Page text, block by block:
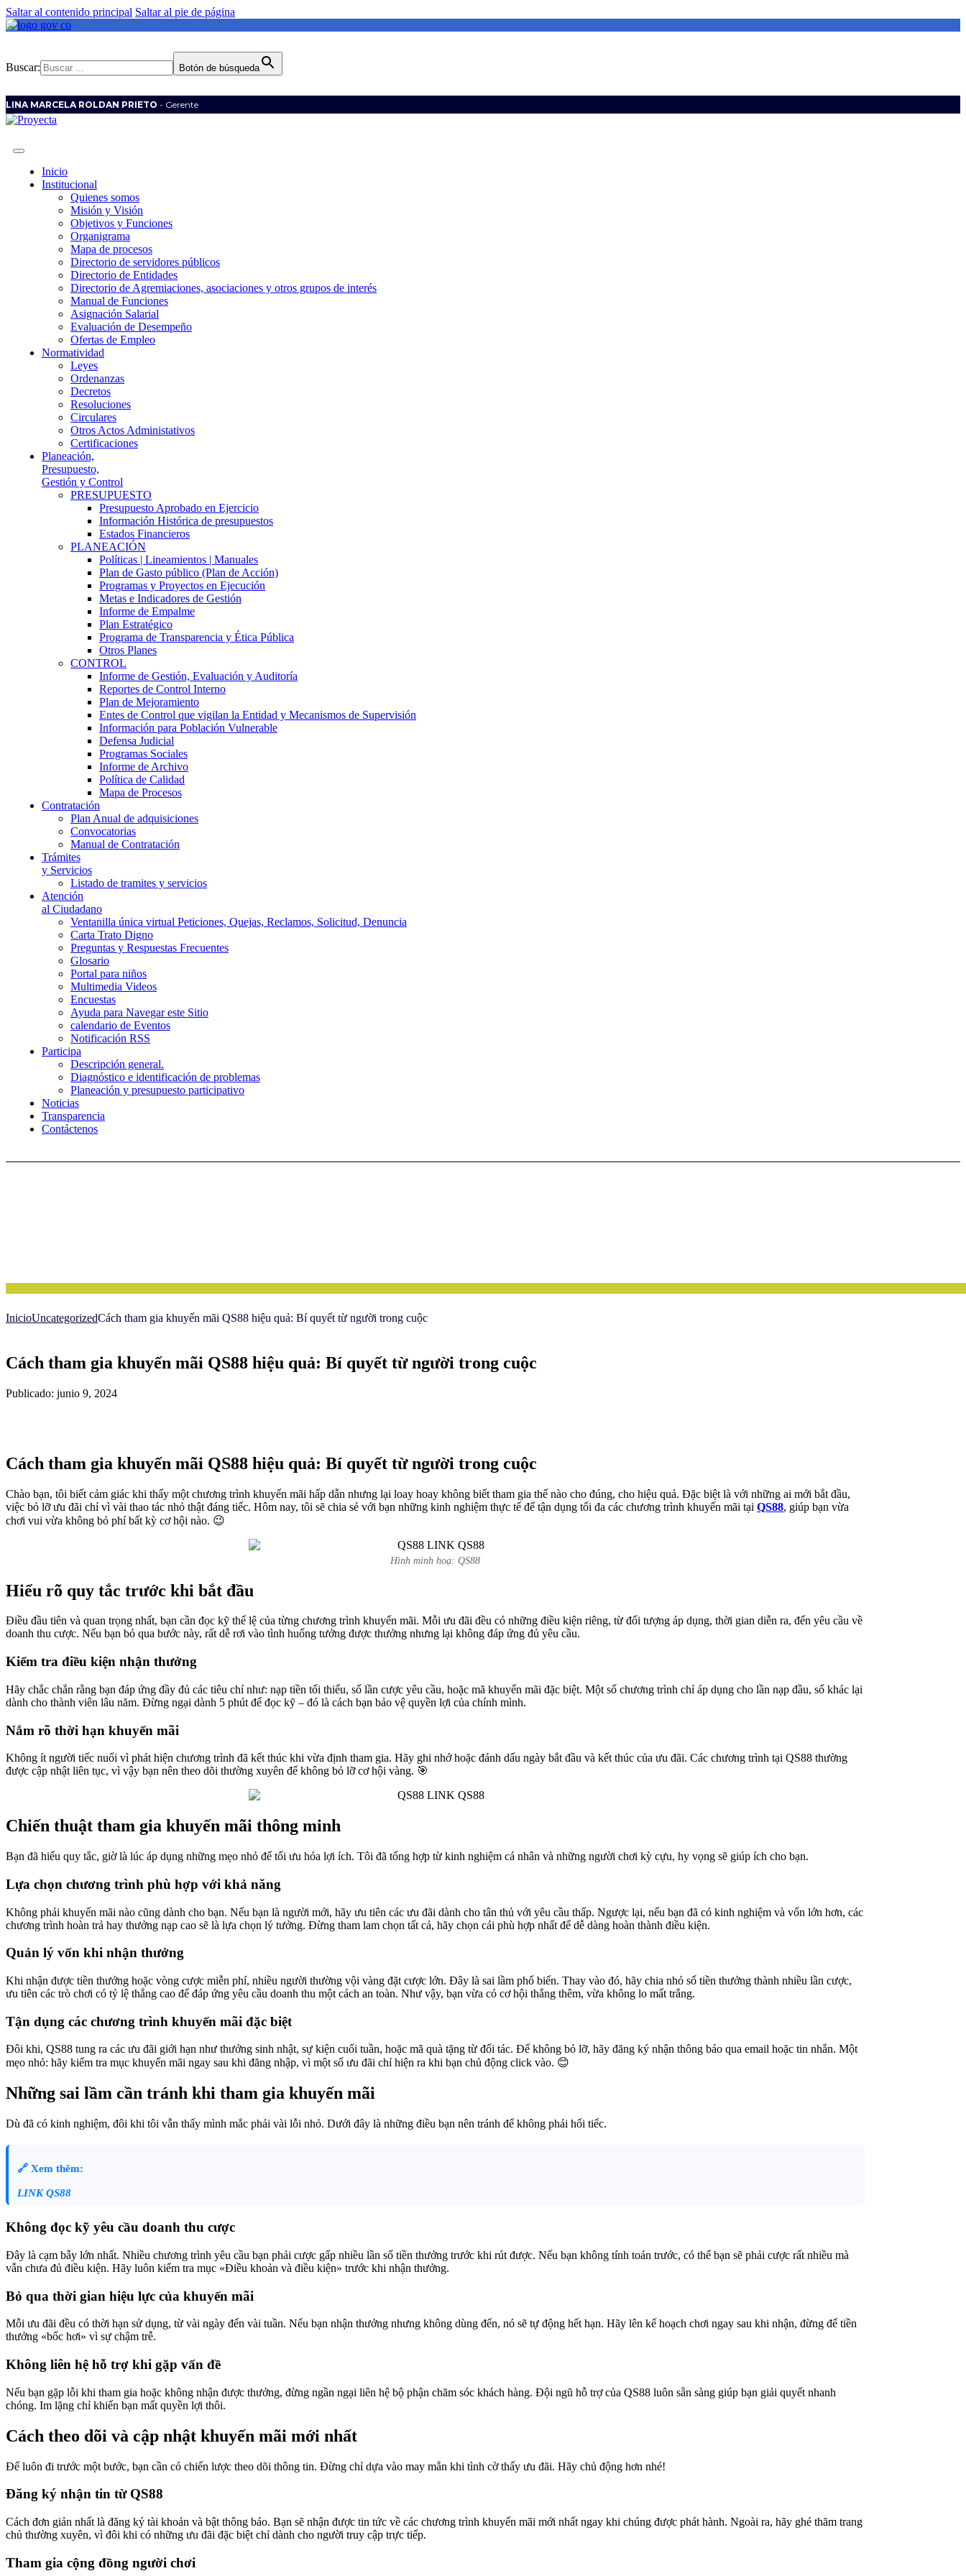
Saltar al contenido principal Saltar al pie de página
Buscar: Botón de búsqueda
LINA MARCELA ROLDAN PRIETO - Gerente
Inicio
Institucional
Quienes somos
Misión y Visión
Objetivos y Funciones
Organigrama
Mapa de procesos
Directorio de servidores públicos
Directorio de Entidades
Directorio de Agremiaciones, asociaciones y otros grupos de interés
Manual de Funciones
Asignación Salarial
Evaluación de Desempeño
Ofertas de Empleo
Normatividad
Leyes
Ordenanzas
Decretos
Resoluciones
Circulares
Otros Actos Administativos
Certificaciones
Planeación,
Presupuesto,
Gestión y Control
PRESUPUESTO
Presupuesto Aprobado en Ejercicio
Información Histórica de presupuestos
Estados Financieros
PLANEACIÓN
Políticas | Lineamientos | Manuales
Plan de Gasto público (Plan de Acción)
Programas y Proyectos en Ejecución
Metas e Indicadores de Gestión
Informe de Empalme
Plan Estratégico
Programa de Transparencia y Ética Pública
Otros Planes
CONTROL
Informe de Gestión, Evaluación y Auditoría
Reportes de Control Interno
Plan de Mejoramiento
Entes de Control que vigilan la Entidad y Mecanismos de Supervisión
Información para Población Vulnerable
Defensa Judicial
Programas Sociales
Informe de Archivo
Política de Calidad
Mapa de Procesos
Contratación
Plan Anual de adquisiciones
Convocatorias
Manual de Contratación
Trámites
y Servicios
Listado de tramites y servicios
Atención
al Ciudadano
Ventanilla única virtual Peticiones, Quejas, Reclamos, Solicitud, Denuncia
Carta Trato Digno
Preguntas y Respuestas Frecuentes
Glosario
Portal para niños
Multimedia Videos
Encuestas
Ayuda para Navegar este Sitio
calendario de Eventos
Notificación RSS
Participa
Descripción general.
Diagnóstico e identificación de problemas
Planeación y presupuesto participativo
Noticias
Transparencia
Contáctenos
InicioUncategorizedCách tham gia khuyến mãi QS88 hiệu quả: Bí quyết từ người trong cuộc
Cách tham gia khuyến mãi QS88 hiệu quả: Bí quyết từ người trong cuộc
Publicado: junio 9, 2024
Cách tham gia khuyến mãi QS88 hiệu quả: Bí quyết từ người trong cuộc
Chào bạn, tôi biết cảm giác khi thấy một chương trình khuyến mãi hấp dẫn nhưng lại loay hoay không biết tham gia thế nào cho đúng, cho hiệu quả. Đặc biệt là với những ai mới bắt đầu,
việc bỏ lỡ ưu đãi chỉ vì vài thao tác nhỏ thật đáng tiếc. Hôm nay, tôi sẽ chia sẻ với bạn những kinh nghiệm thực tế để tận dụng tối đa các chương trình khuyến mãi tại QS88, giúp bạn vừa
chơi vui vừa không bỏ phí bất kỳ cơ hội nào. 😉
Hình minh hoạ: QS88
Hiểu rõ quy tắc trước khi bắt đầu
Điều đầu tiên và quan trọng nhất, bạn cần đọc kỹ thể lệ của từng chương trình khuyến mãi. Mỗi ưu đãi đều có những điều kiện riêng, từ đối tượng áp dụng, thời gian diễn ra, đến yêu cầu về
doanh thu cược. Nếu bạn bỏ qua bước này, rất dễ rơi vào tình huống tưởng được thưởng nhưng lại không đáp ứng đủ yêu cầu.
Kiểm tra điều kiện nhận thưởng
Hãy chắc chắn rằng bạn đáp ứng đầy đủ các tiêu chí như: nạp tiền tối thiểu, số lần cược yêu cầu, hoặc mã khuyến mãi đặc biệt. Một số chương trình chỉ áp dụng cho lần nạp đầu, số khác lại
dành cho thành viên lâu năm. Đừng ngại dành 5 phút để đọc kỹ – đó là cách bạn bảo vệ quyền lợi của chính mình.
Nắm rõ thời hạn khuyến mãi
Không ít người tiếc nuối vì phát hiện chương trình đã kết thúc khi vừa định tham gia. Hãy ghi nhớ hoặc đánh dấu ngày bắt đầu và kết thúc của ưu đãi. Các chương trình tại QS88 thường
được cập nhật liên tục, vì vậy bạn nên theo dõi thường xuyên để không bỏ lỡ cơ hội vàng. 🎯
Chiến thuật tham gia khuyến mãi thông minh
Bạn đã hiểu quy tắc, giờ là lúc áp dụng những mẹo nhỏ để tối ưu hóa lợi ích. Tôi đã tổng hợp từ kinh nghiệm cá nhân và những người chơi kỳ cựu, hy vọng sẽ giúp ích cho bạn.
Lựa chọn chương trình phù hợp với khả năng
Không phải khuyến mãi nào cũng dành cho bạn. Nếu bạn là người mới, hãy ưu tiên các ưu đãi dành cho tân thủ với yêu cầu thấp. Ngược lại, nếu bạn đã có kinh nghiệm và vốn lớn hơn, các
chương trình hoàn trả hay thưởng nạp cao sẽ là lựa chọn lý tưởng. Đừng tham lam chọn tất cả, hãy chọn cái phù hợp nhất để dễ dàng hoàn thành điều kiện.
Quản lý vốn khi nhận thưởng
Khi nhận được tiền thưởng hoặc vòng cược miễn phí, nhiều người thường vội vàng đặt cược lớn. Đây là sai lầm phổ biến. Thay vào đó, hãy chia nhỏ số tiền thưởng thành nhiều lần cược,
ưu tiên các trò chơi có tỷ lệ thắng cao để đáp ứng yêu cầu doanh thu một cách an toàn. Như vậy, bạn vừa có cơ hội thắng thêm, vừa không lo mất trắng.
Tận dụng các chương trình khuyến mãi đặc biệt
Đôi khi, QS88 tung ra các ưu đãi giới hạn như thưởng sinh nhật, sự kiện cuối tuần, hoặc mã quà tặng từ đối tác. Để không bỏ lỡ, hãy đăng ký nhận thông báo qua email hoặc tin nhắn. Một
mẹo nhỏ: hãy kiểm tra mục khuyến mãi ngay sau khi đăng nhập, vì một số ưu đãi chỉ hiện ra khi bạn chủ động click vào. 😊
Những sai lầm cần tránh khi tham gia khuyến mãi
Dù đã có kinh nghiệm, đôi khi tôi vẫn thấy mình mắc phải vài lỗi nhỏ. Dưới đây là những điều bạn nên tránh để không phải hối tiếc.
🔗 Xem thêm:
LINK QS88
Không đọc kỹ yêu cầu doanh thu cược
Đây là cạm bẫy lớn nhất. Nhiều chương trình yêu cầu bạn phải cược gấp nhiều lần số tiền thưởng trước khi rút được. Nếu bạn không tính toán trước, có thể bạn sẽ phải cược rất nhiều mà
vẫn chưa đủ điều kiện. Hãy luôn kiểm tra mục «Điều khoản và điều kiện» trước khi nhận thưởng.
Bỏ qua thời gian hiệu lực của khuyến mãi
Mỗi ưu đãi đều có thời hạn sử dụng, từ vài ngày đến vài tuần. Nếu bạn nhận thưởng nhưng không dùng đến, nó sẽ tự động hết hạn. Hãy lên kế hoạch chơi ngay sau khi nhận, đừng để tiền
thưởng «bốc hơi» vì sự chậm trễ.
Không liên hệ hỗ trợ khi gặp vấn đề
Nếu bạn gặp lỗi khi tham gia hoặc không nhận được thưởng, đừng ngần ngại liên hệ bộ phận chăm sóc khách hàng. Đội ngũ hỗ trợ của QS88 luôn sẵn sàng giúp bạn giải quyết nhanh
chóng. Im lặng chỉ khiến bạn mất quyền lợi thôi.
Cách theo dõi và cập nhật khuyến mãi mới nhất
Để luôn đi trước một bước, bạn cần có chiến lược theo dõi thông tin. Đừng chỉ dựa vào may mắn khi tình cờ thấy ưu đãi. Hãy chủ động hơn nhé!
Đăng ký nhận tin từ QS88
Cách đơn giản nhất là đăng ký tài khoản và bật thông báo. Bạn sẽ nhận được tin tức về các chương trình khuyến mãi mới nhất ngay khi chúng được phát hành. Ngoài ra, hãy ghé thăm trang
chủ thường xuyên, vì đôi khi có những ưu đãi đặc biệt chỉ dành cho người truy cập trực tiếp.
Tham gia cộng đồng người chơi